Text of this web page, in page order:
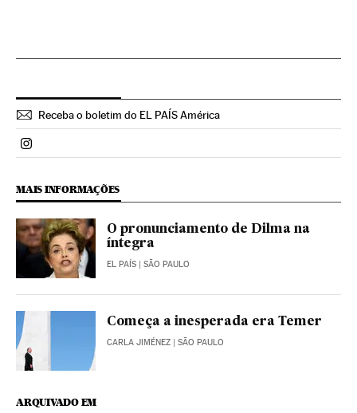
Receba o boletim do EL PAÍS América
Politica El País Brasil en Instagram
MAIS INFORMAÇÕES
O pronunciamento de Dilma na
íntegra
EL PAÍS | SÃO PAULO
Começa a inesperada era Temer
CARLA JIMÉNEZ | SÃO PAULO
ARQUIVADO EM